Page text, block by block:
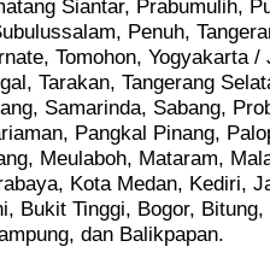
Siantar, Prabumulih,
Penuh,
Tomohon, Yogyakarta
Tarakan, Tangerang
Samarinda, Sabang,
Pangkal Pinang,
Meulaboh, Mataram,
Kota Medan, Kediri,
Bukit Tinggi, Bogor,
dan Balikpapan.